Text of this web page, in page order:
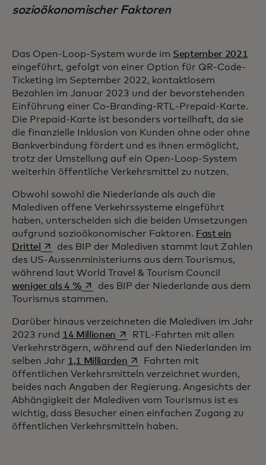
sozioökonomischer Faktoren
Das Open-Loop-System wurde im September 2021
eingeführt, gefolgt von einer Option für QR-Code-
Ticketing im September 2022, kontaktlosem
Bezahlen im Januar 2023 und der bevorstehenden
Einführung einer Co-Branding-RTL-Prepaid-Karte.
Die Prepaid-Karte ist besonders vorteilhaft, da sie
die finanzielle Inklusion von Kunden ohne oder ohne
Bankverbindung fördert und es ihnen ermöglicht,
trotz der Umstellung auf ein Open-Loop-System
weiterhin öffentliche Verkehrsmittel zu nutzen.
Obwohl sowohl die Niederlande als auch die
Malediven offene Verkehrssysteme eingeführt
haben, unterscheiden sich die beiden Umsetzungen
aufgrund sozioökonomischer Faktoren. Fast ein
Drittel
wird in einer neuen Registerkarte geöffnet
des BIP der Malediven stammt laut Zahlen
des US-Aussenministeriums aus dem Tourismus,
während laut World Travel & Tourism Council
weniger als 4 %wird in einer neuen Registerkarte
des BIP der Niederlande aus dem
Tourismus stammen.
Darüber hinaus verzeichneten die Malediven im Jahr
2023 rund 14 Millionen wird in einer neuen
RTL-Fahrten mit allen
Verkehrsträgern, während auf den Niederlanden im
selben Jahr 1,1 Milliardenwird in einer neuen
Fahrten mit
öffentlichen Verkehrsmitteln verzeichnet wurden,
beides nach Angaben der Regierung. Angesichts der
Abhängigkeit der Malediven vom Tourismus ist es
wichtig, dass Besucher einen einfachen Zugang zu
öffentlichen Verkehrsmitteln haben.